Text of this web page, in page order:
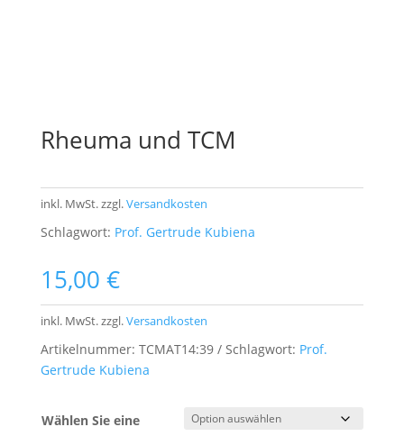
Rheuma und TCM
inkl. MwSt.zzgl.Versandkosten
Schlagwort: Prof. Gertrude Kubiena
15,00 €
inkl. MwSt.zzgl.Versandkosten
Artikelnummer: TCMAT14:39 Schlagwort: Prof.
Gertrude Kubiena
Wählen Sie eine